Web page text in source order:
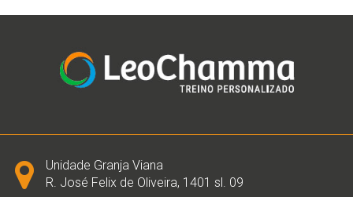
Unidade Granja Viana
R. José Felix de Oliveira, 1401 sl. 09